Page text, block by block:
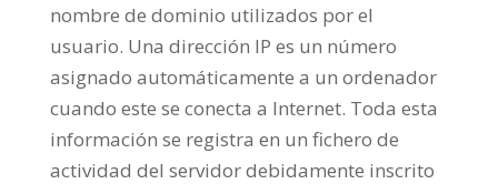
nombre de dominio utilizados por el
usuario. Una dirección IP es un número
asignado automáticamente a un ordenador
cuando este se conecta a Internet. Toda esta
información se registra en un fichero de
actividad del servidor debidamente inscrito